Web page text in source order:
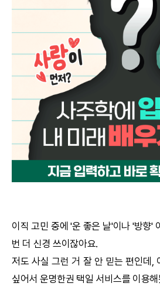
궁합
택일
꿈해몽
수리사주
문의사항
이직 고민 중에 '운 좋은 날'이나 '방향'
번 더 신경 쓰이잖아요.
저도 사실 그런 거 잘 안 믿는 편인데,
싶어서 운명한권 택일 서비스를 이용